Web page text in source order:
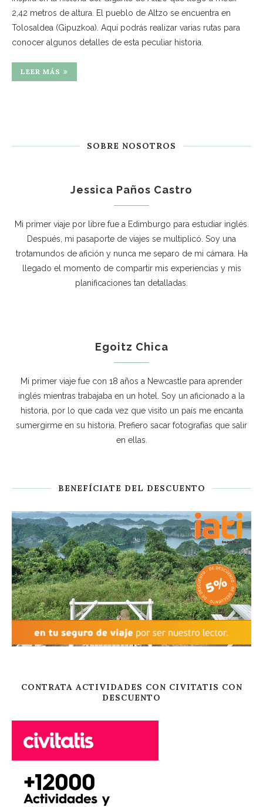
2,42 metros de altura. El pueblo de Altzo se encuentra en
Tolosaldea (Gipuzkoa). Aquí podrás realizar varias rutas para
conocer algunos detalles de esta peculiar historia.
LEER MÁS
SOBRE NOSOTROS
Jessica Paños Castro
Mi primer viaje por libre fue a Edimburgo para estudiar inglés.
Después, mi pasaporte de viajes se multiplicó. Soy una
trotamundos de afición y nunca me separo de mi cámara. Ha
llegado el momento de compartir mis experiencias y mis
planificaciones tan detalladas.
Egoitz Chica
Mi primer viaje fue con 18 años a Newcastle para aprender
inglés mientras trabajaba en un hotel. Soy un aficionado a la
historia, por lo que cada vez que visito un país me encanta
sumergirme en su historia. Prefiero sacar fotografías que salir
en ellas.
BENEFÍCIATE DEL DESCUENTO
CONTRATA ACTIVIDADES CON CIVITATIS CON
DESCUENTO